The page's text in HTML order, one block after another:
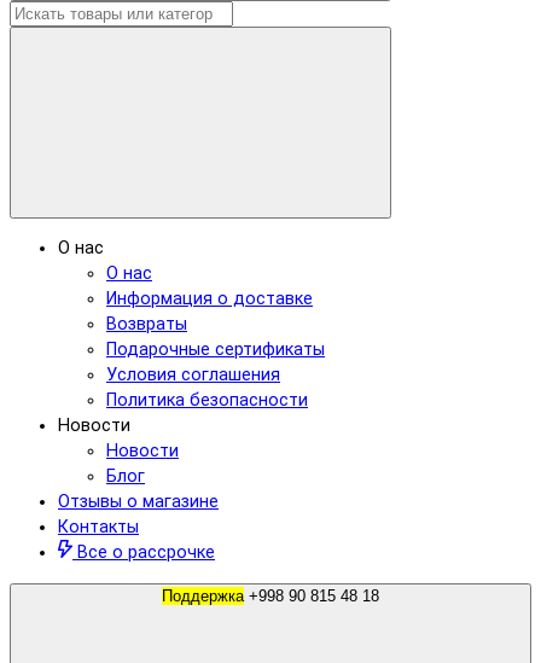
О нас
О нас
Информация о доставке
Возвраты
Подарочные сертификаты
Условия соглашения
Политика безопасности
Новости
Новости
Блог
Отзывы о магазине
Контакты
Все о рассрочке
Поддержка